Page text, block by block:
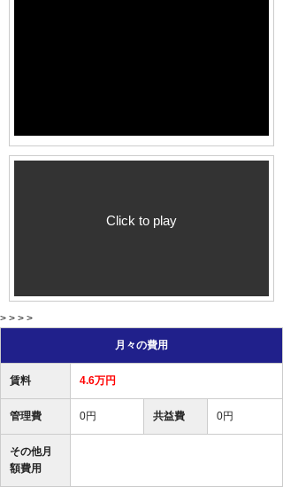
Click to play
> > > >
月々の費用
賃料 4.6万円
管理費 0円 共益費 0円
その他月
額費用